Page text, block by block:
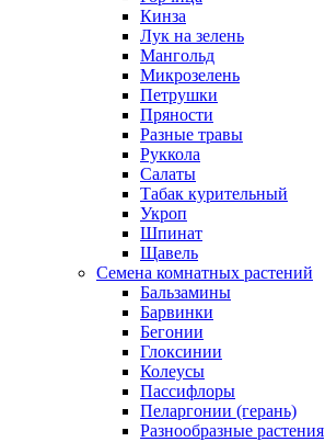
Кинза
Лук на зелень
Мангольд
Микрозелень
Петрушки
Пряности
Разные травы
Руккола
Салаты
Табак курительный
Укроп
Шпинат
Щавель
Семена комнатных растений
Бальзамины
Барвинки
Бегонии
Глоксинии
Колеусы
Пассифлоры
Пеларгонии (герань)
Разнообразные растения